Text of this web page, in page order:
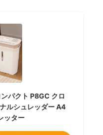
パクト P8GC クロ
ルシュレッダー A4
ッター